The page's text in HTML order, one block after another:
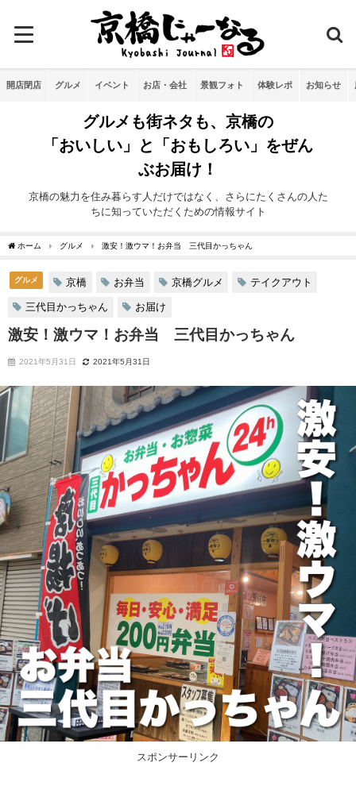
開店閉店 グルメ イベント お店・会社 景観フォト 体験レポ お知らせ
グルメも街ネタも、京橋の
「おいしい」と「おもしろい」をぜん
ぶお届け！
京橋の魅力を住み暮らす人だけではなく、さらにたくさんの人た
ちに知っていただくための情報サイト
ホーム グルメ 激安！激ウマ！お弁当 三代目かっちゃん
グルメ 京橋 お弁当 京橋グルメ テイクアウト
三代目かっちゃん お届け
激安！激ウマ！お弁当 三代目かっちゃん
2021年5月31日 2021年5月31日
スポンサーリンク